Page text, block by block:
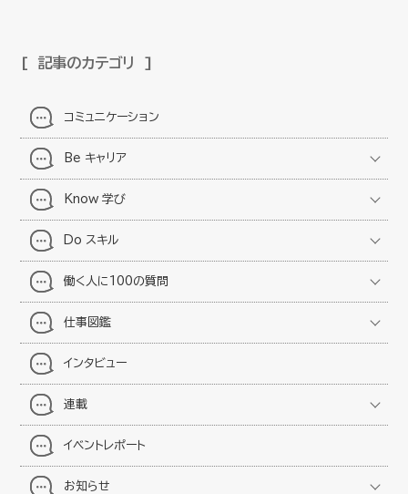
記事のカテゴリ
コミュニケーション
Be キャリア
Know 学び
Do スキル
働く人に100の質問
仕事図鑑
インタビュー
連載
イベントレポート
お知らせ